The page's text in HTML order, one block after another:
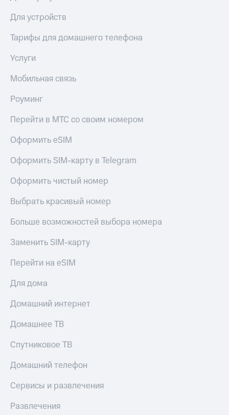
Для устройств
Тарифы для домашнего телефона
Услуги
Мобильная связь
Роуминг
Перейти в МТС со своим номером
Оформить eSIM
Оформить SIM-карту в Telegram
Оформить чистый номер
Выбрать красивый номер
Больше возможностей выбора номера
Заменить SIM-карту
Перейти на eSIM
Для дома
Домашний интернет
Домашнее ТВ
Спутниковое ТВ
Домашний телефон
Сервисы и развлечения
Развлечения